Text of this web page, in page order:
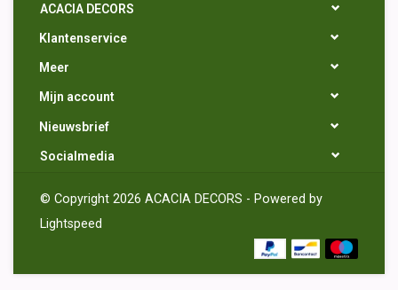
ACACIA DECORS
Klantenservice
Meer
Mijn account
Nieuwsbrief
Socialmedia
© Copyright 2026 ACACIA DECORS - Powered by
Lightspeed